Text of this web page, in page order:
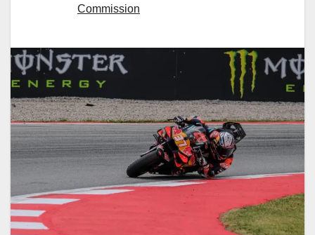
Commission